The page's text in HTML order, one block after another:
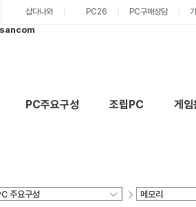
샵다나와 PC26 PC구매상담
PC주요구성 조립PC 게